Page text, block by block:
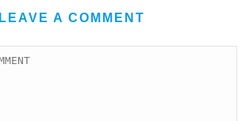
LEAVE A COMMENT